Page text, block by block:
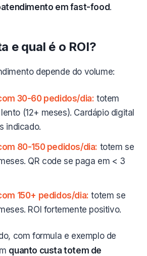
em fast-food.
e qual é o ROI?
depende do volume:
30-60 pedidos/dia: totem
(12+ meses). Cardápio digital
indicado.
80-150 pedidos/dia: totem se
QR code se paga em < 3
150+ pedidos/dia: totem se
ROI fortemente positivo.
com formula e exemplo de
quanto custa totem de